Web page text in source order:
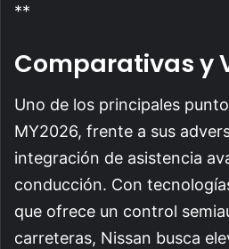
**
Comparativas y
Uno de los principales
MY2026, frente a sus
integración de asistencia
conducción. Con
que ofrece un control
carreteras, Nissan busca